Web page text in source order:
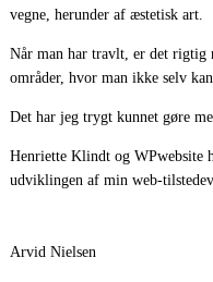
vegne, herunder af æstetisk art.
Når man har travlt, er det rigtig
områder, hvor man ikke selv
Det har jeg trygt kunnet gøre
Henriette Klindt og WPwebsite
udviklingen af min web-
Arvid Nielsen